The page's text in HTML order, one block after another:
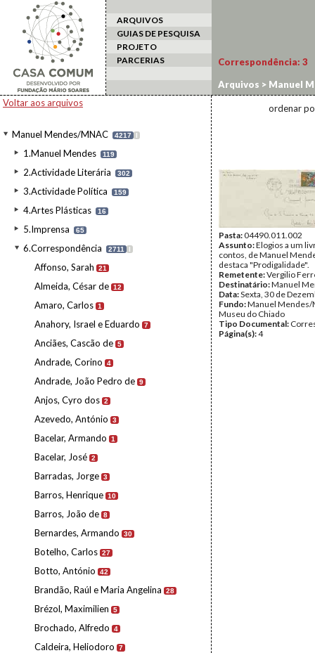
ARQUIVOS
GUIAS DE PESQUISA
PROJETO
PARCERIAS
Voltar aos arquivos
Manuel Mendes/MNAC 4217 I
1.Manuel Mendes 119
2.Actividade Literária 302
3.Actividade Política 159
4.Artes Plásticas 16
5.Imprensa 65
6.Correspondência 2711 I
Affonso, Sarah 21
Almeida, César de 12
Amaro, Carlos 1
Anahory, Israel e Eduardo 7
Anciães, Cascão de 5
Andrade, Corino 4
Andrade, João Pedro de 9
Anjos, Cyro dos 2
Azevedo, António 3
Bacelar, Armando 1
Bacelar, José 2
Barradas, Jorge 3
Barros, Henrique 10
Barros, João de 8
Bernardes, Armando 30
Botelho, Carlos 27
Botto, António 42
Brandão, Raúl e Maria Angelina 28
Brézol, Maximilien 5
Brochado, Alfredo 4
Caldeira, Heliodoro 7
Correspondência: 3
Arquivos > Manuel
ordenar
Pasta:04490.011.002
Assunto:Elogios a um
contos, de Manuel
destaca "Prodigalidade".
Remetente:Vergilio
Destinatário:Manuel
Data:Sexta, 30 de
Fundo:Manuel Mendes/
Museu do Chiado
Tipo Documental:
Página(s):4